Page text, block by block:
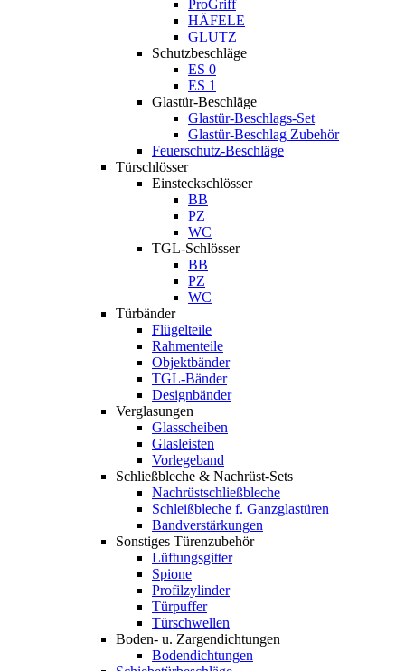
ProGriff
HÄFELE
GLUTZ
Schutzbeschläge
ES 0
ES 1
Glastür-Beschläge
Glastür-Beschlags-Set
Glastür-Beschlag Zubehör
Feuerschutz-Beschläge
Türschlösser
Einsteckschlösser
BB
PZ
WC
TGL-Schlösser
BB
PZ
WC
Türbänder
Flügelteile
Rahmenteile
Objektbänder
TGL-Bänder
Designbänder
Verglasungen
Glasscheiben
Glasleisten
Vorlegeband
Schließbleche & Nachrüst-Sets
Nachrüstschließbleche
Schleißbleche f. Ganzglastüren
Bandverstärkungen
Sonstiges Türenzubehör
Lüftungsgitter
Spione
Profilzylinder
Türpuffer
Türschwellen
Boden- u. Zargendichtungen
Bodendichtungen